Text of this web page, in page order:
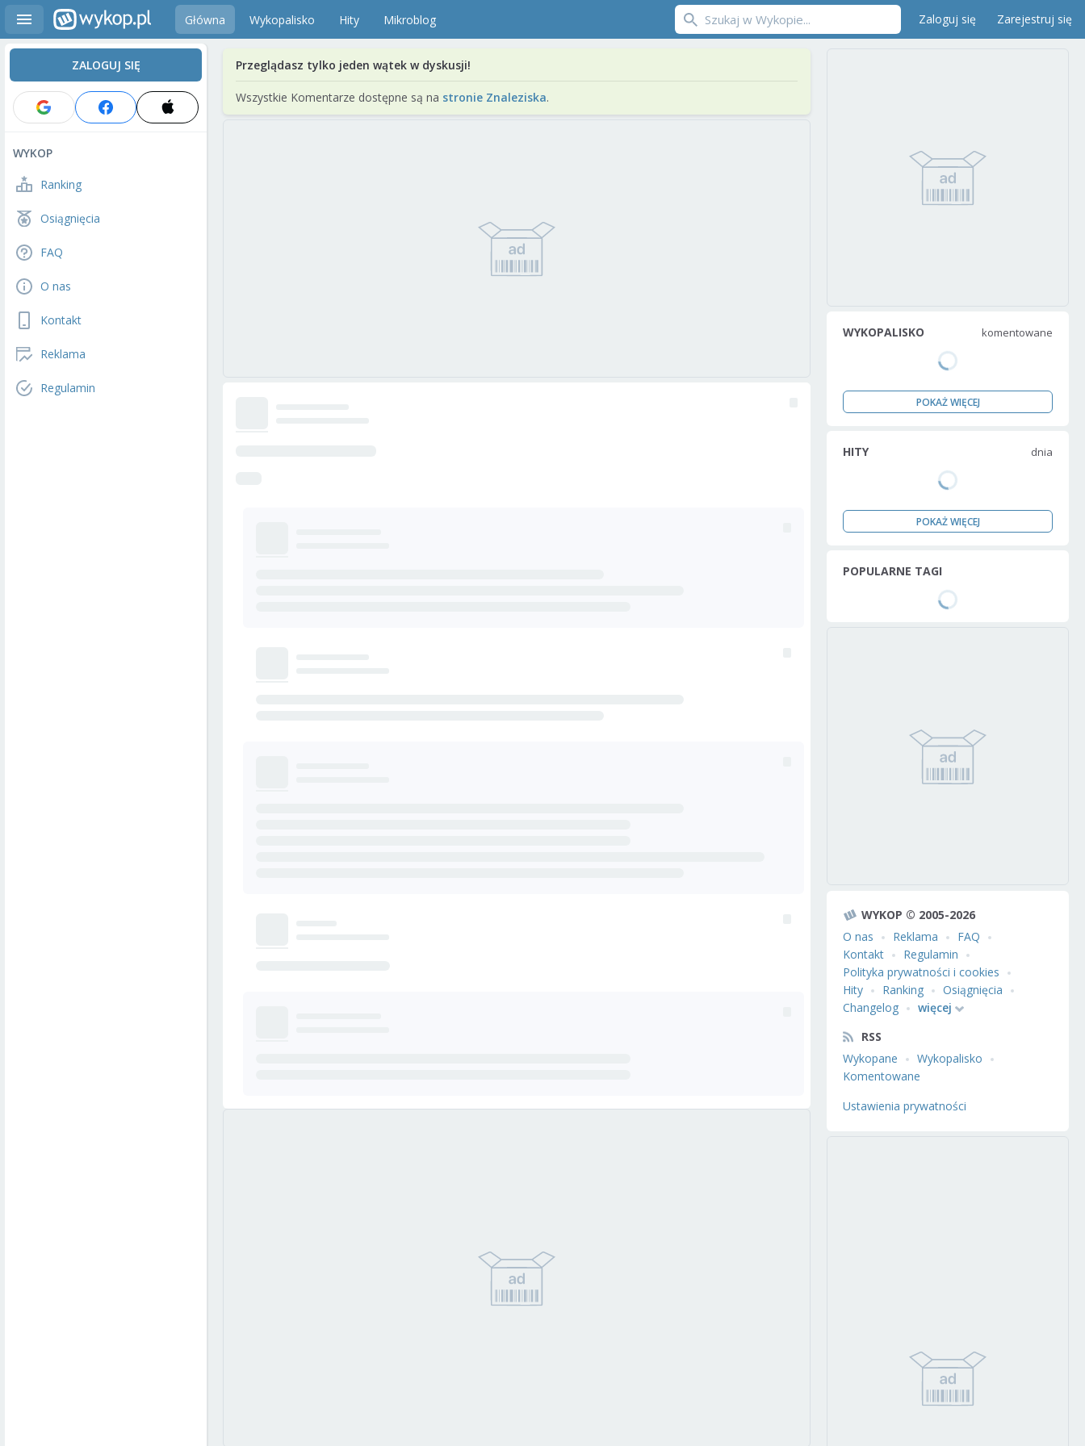
Główna Wykopalisko Hity Mikroblog Zaloguj się Zarejestruj się
ZALOGUJ SIĘ
WYKOP
Ranking
Osiągnięcia
FAQ
O nas
Kontakt
Reklama
Regulamin
Przeglądasz tylko jeden wątek w dyskusji!
Wszystkie Komentarze dostępne są na stronie Znaleziska.
WYKOPALISKO komentowane
POKAŻ WIĘCEJ
HITY dnia
POKAŻ WIĘCEJ
POPULARNE TAGI
WYKOP © 2005-2026
O nas
Reklama
FAQ
Kontakt
Regulamin
Polityka prywatności i cookies
Hity
Ranking
Osiągnięcia
Changelog
więcej
RSS
Wykopane
Wykopalisko
Komentowane
Ustawienia prywatności